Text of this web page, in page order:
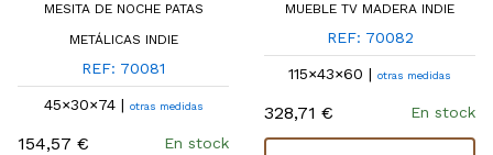
MESITA DE NOCHE PATAS
METÁLICAS INDIE
REF: 70081
45×30×74 | otras medidas
154,57 € En stock
MUEBLE TV MADERA INDIE
REF: 70082
115×43×60 | otras medidas
328,71 € En stock